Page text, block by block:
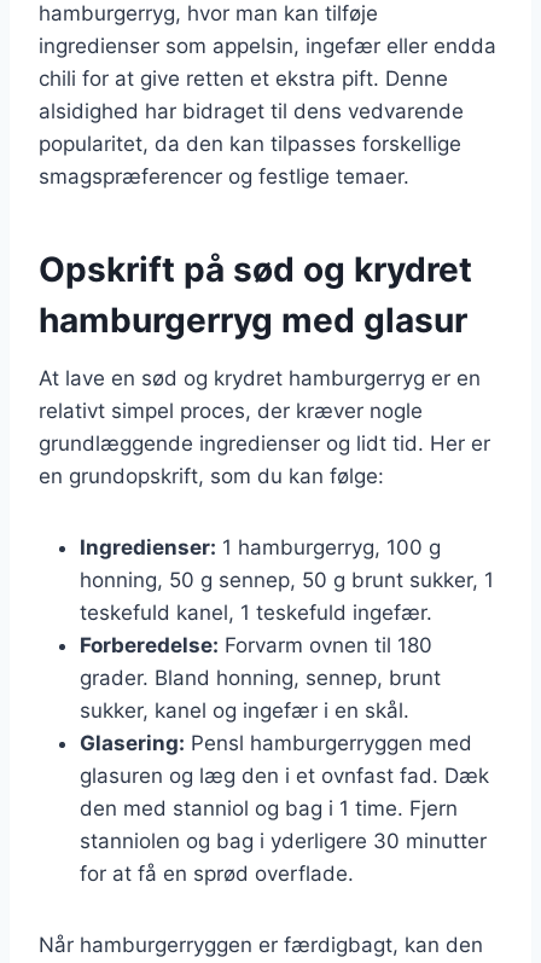
hamburgerryg, hvor man kan tilføje
ingredienser som appelsin, ingefær eller endda
chili for at give retten et ekstra pift. Denne
alsidighed har bidraget til dens vedvarende
popularitet, da den kan tilpasses forskellige
smagspræferencer og festlige temaer.
Opskrift på sød og krydret
hamburgerryg med glasur
At lave en sød og krydret hamburgerryg er en
relativt simpel proces, der kræver nogle
grundlæggende ingredienser og lidt tid. Her er
en grundopskrift, som du kan følge:
Ingredienser: 1 hamburgerryg, 100 g
honning, 50 g sennep, 50 g brunt sukker, 1
teskefuld kanel, 1 teskefuld ingefær.
Forberedelse: Forvarm ovnen til 180
grader. Bland honning, sennep, brunt
sukker, kanel og ingefær i en skål.
Glasering: Pensl hamburgerryggen med
glasuren og læg den i et ovnfast fad. Dæk
den med stanniol og bag i 1 time. Fjern
stanniolen og bag i yderligere 30 minutter
for at få en sprød overflade.
Når hamburgerryggen er færdigbagt, kan den